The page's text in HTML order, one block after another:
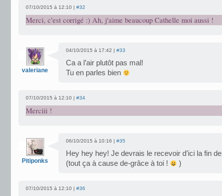
07/10/2015 à 12:10 | #32
Merci, c'est corrigé :) Ah, j'aime beaucoup Cathelle moi aussi !
valeriane
04/10/2015 à 17:42 | #33
Ca a l’air plutôt pas mal!
Tu en parles bien
07/10/2015 à 12:10 | #34
Merciii !
Pitiponks
06/10/2015 à 10:16 | #35
Hey hey hey! Je devrais le recevoir d’ici la fin
(tout ça à cause de-grâce à toi !
)
07/10/2015 à 12:10 | #36